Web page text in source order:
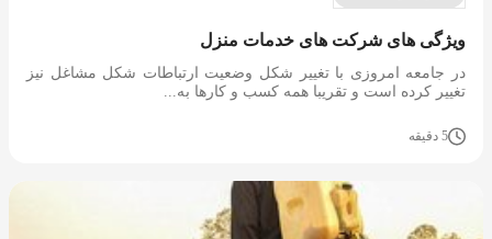
ویژگی های شرکت های خدمات منزل
در جامعه امروزی با تغییر شکل وضعیت ارتباطات شکل مشاغل نیز
تغییر کرده است و تقریبا همه کسب و کارها به...
5 دقیقه